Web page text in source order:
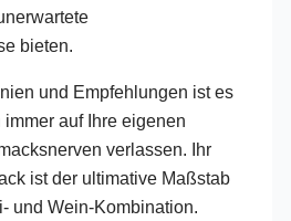
bieten.
und Empfehlungen ist es
auf Ihre eigenen
verlassen. Ihr
ist der ultimative Maßstab
und Wein-Kombination.